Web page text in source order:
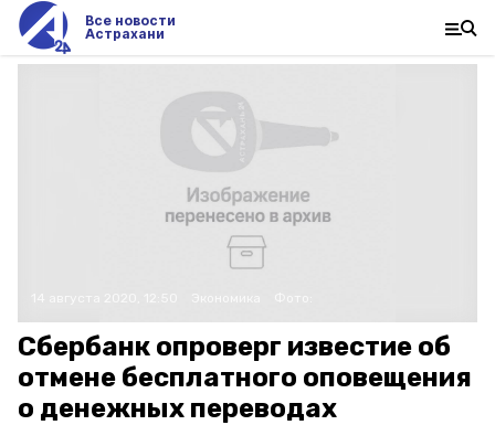
Все новости
Астрахани
Сбербанк опроверг известие об
отмене бесплатного оповещения
о денежных переводах